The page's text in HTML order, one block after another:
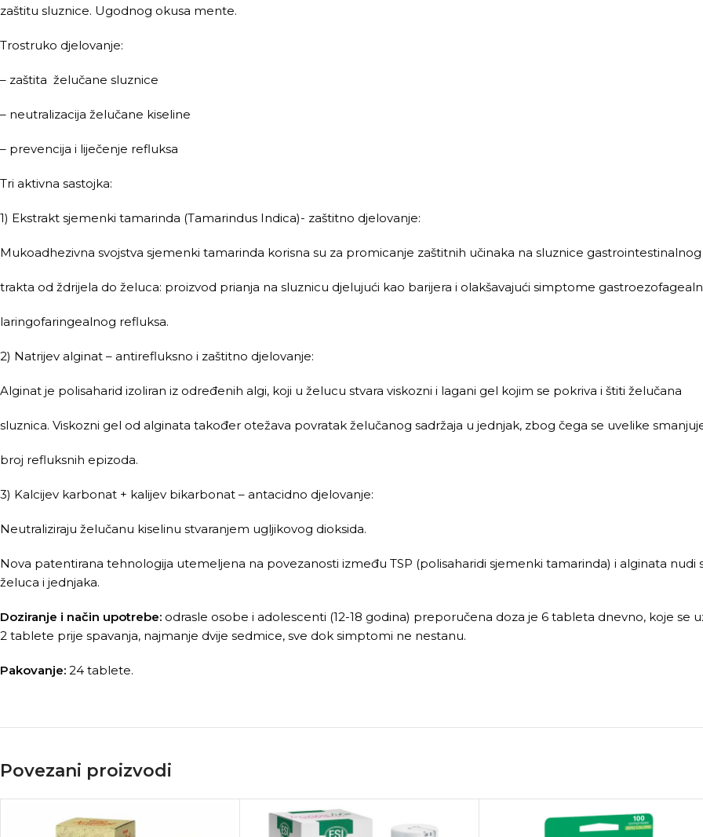
zaštitu sluznice. Ugodnog okusa mente.
Trostruko djelovanje:
– zaštita želučane sluznice
– neutralizacija želučane kiseline
– prevencija i liječenje refluksa
Tri aktivna sastojka:
1) Ekstrakt sjemenki tamarinda (Tamarindus Indica)- zaštitno djelovanje:
Mukoadhezivna svojstva sjemenki tamarinda korisna su za promicanje zaštitnih učinaka na sluznice gastrointestinalnog
trakta od ždrijela do želuca: proizvod prianja na sluznicu djelujući kao barijera i olakšavajući simptome
laringofaringealnog refluksa.
2) Natrijev alginat – antirefluksno i zaštitno djelovanje:
Alginat je polisaharid izoliran iz određenih algi, koji u želucu stvara viskozni i lagani gel kojim se pokriva i štiti želučana
sluznica. Viskozni gel od alginata također otežava povratak želučanog sadržaja u jednjak, zbog čega se uvelike
broj refluksnih epizoda.
3) Kalcijev karbonat + kalijev bikarbonat – antacidno djelovanje:
Neutraliziraju želučanu kiselinu stvaranjem ugljikovog dioksida.
Nova patentirana tehnologija utemeljena na povezanosti između TSP (polisaharidi sjemenki tamarinda) i alginata nudi
želuca i jednjaka.
Doziranje i način upotrebe: odrasle osobe i adolescenti (12-18 godina) preporučena doza je 6 tableta dnevno, koje se
2 tablete prije spavanja, najmanje dvije sedmice, sve dok simptomi ne nestanu.
Pakovanje: 24 tablete.
Povezani proizvodi